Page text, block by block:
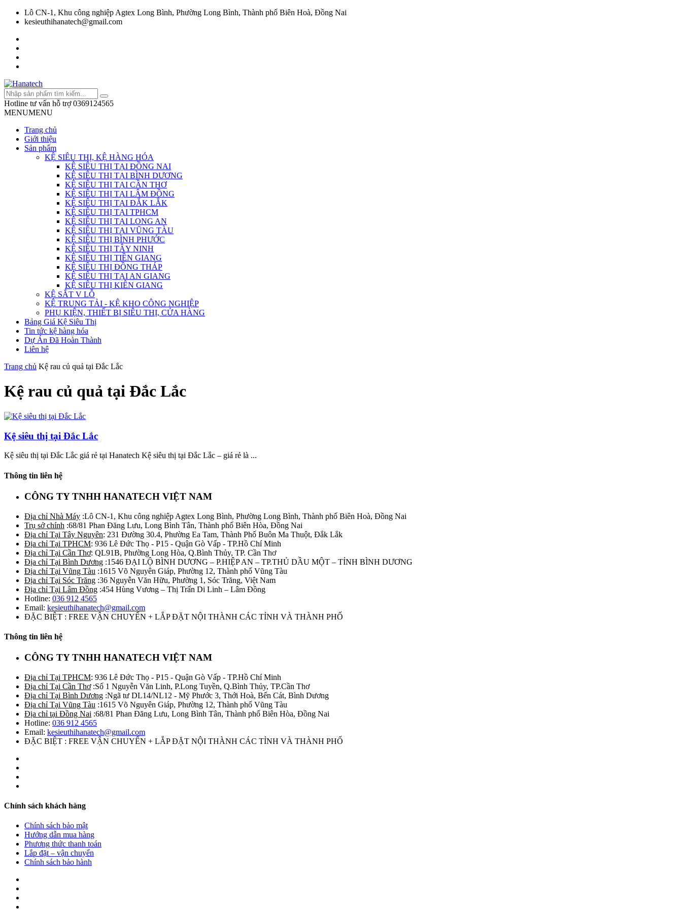
Lô CN-1, Khu công nghiệp Agtex Long Bình, Phường Long Bình, Thành phố Biên Hoà, Đồng Nai
kesieuthihanatech@gmail.com
Hotline tư vấn hỗ trợ 0369124565
MENUMENU
Trang chủ
Giới thiệu
Sản phẩm
KỆ SIÊU THỊ, KỆ HÀNG HÓA
KỆ SIÊU THỊ TẠI ĐỒNG NAI
KỆ SIÊU THỊ TẠI BÌNH DƯƠNG
KỆ SIÊU THỊ TẠI CẦN THƠ
KỆ SIÊU THỊ TẠI LÂM ĐỒNG
KỆ SIÊU THỊ TẠI ĐẮK LẮK
KỆ SIÊU THỊ TẠI TPHCM
KỆ SIÊU THỊ TẠI LONG AN
KỆ SIÊU THỊ TẠI VŨNG TÀU
KỆ SIÊU THỊ BÌNH PHƯỚC
KỆ SIÊU THỊ TÂY NINH
KỆ SIÊU THỊ TIỀN GIANG
KỆ SIÊU THỊ ĐỒNG THÁP
KỆ SIÊU THỊ TẠI AN GIANG
KỆ SIÊU THỊ KIÊN GIANG
KỆ SẮT V LỖ
KỆ TRUNG TẢI - KỆ KHO CÔNG NGHIỆP
PHỤ KIỆN, THIẾT BỊ SIÊU THỊ, CỬA HÀNG
Bảng Giá Kệ Siêu Thị
Tin tức kệ hàng hóa
Dự Án Đã Hoàn Thành
Liên hệ
Trang chủ Kệ rau củ quả tại Đắc Lắc
Kệ rau củ quả tại Đắc Lắc
Kệ siêu thị tại Đắc Lắc
Kệ siêu thị tại Đắc Lắc giá rẻ tại Hanatech Kệ siêu thị tại Đắc Lắc – giá rẻ là ...
Thông tin liên hệ
CÔNG TY TNHH HANATECH VIỆT NAM
Địa chỉ Nhà Máy :Lô CN-1, Khu công nghiệp Agtex Long Bình, Phường Long Bình, Thành phố Biên Hoà, Đồng Nai
Trụ sở chính :68/81 Phan Đăng Lưu, Long Bình Tân, Thành phố Biên Hòa, Đồng Nai
Địa chỉ Tại Tây Nguyên: 231 Đường 30.4, Phường Ea Tam, Thành Phố Buôn Ma Thuột, Đắk Lắk
Địa chỉ Tại TPHCM: 936 Lê Đức Thọ - P15 - Quận Gò Vấp - TP.Hồ Chí Minh
Địa chỉ Tại Cần Thơ: QL91B, Phường Long Hòa, Q.Bình Thủy, TP. Cần Thơ
Địa chỉ Tại Bình Dương :1546 ĐẠI LỘ BÌNH DƯƠNG – P.HIỆP AN – TP.THỦ DẦU MỘT – TỈNH BÌNH DƯƠNG
Địa chỉ Tại Vũng Tàu :1615 Võ Nguyên Giáp, Phường 12, Thành phố Vũng Tàu
Địa chỉ Tại Sóc Trăng :36 Nguyễn Văn Hữu, Phường 1, Sóc Trăng, Việt Nam
Địa chỉ Tại Lâm Đồng :454 Hùng Vương – Thị Trấn Di Linh – Lâm Đồng
Hotline: 036 912 4565
Email: kesieuthihanatech@gmail.com
ĐẶC BIỆT : FREE VẬN CHUYỂN + LẮP ĐẶT NỘI THÀNH CÁC TỈNH VÀ THÀNH PHỐ
Thông tin liên hệ
CÔNG TY TNHH HANATECH VIỆT NAM
Địa chỉ Tại TPHCM: 936 Lê Đức Thọ - P15 - Quận Gò Vấp - TP.Hồ Chí Minh
Địa chỉ Tại Cần Thơ:Số 1 Nguyễn Văn Linh, P.Long Tuyền, Q.Bình Thủy, TP.Cần Thơ
Địa chỉ Tại Bình Dương :Ngã tư DL14/NL12 - Mỹ Phước 3, Thới Hoà, Bến Cát, Bình Dương
Địa chỉ Tại Vũng Tàu :1615 Võ Nguyên Giáp, Phường 12, Thành phố Vũng Tàu
Địa chỉ tại Đồng Nai :68/81 Phan Đăng Lưu, Long Bình Tân, Thành phố Biên Hòa, Đồng Nai
Hotline: 036 912 4565
Email: kesieuthihanatech@gmail.com
ĐẶC BIỆT : FREE VẬN CHUYỂN + LẮP ĐẶT NỘI THÀNH CÁC TỈNH VÀ THÀNH PHỐ
Chính sách khách hàng
Chính sách bảo mật
Hướng dẫn mua hàng
Phương thức thanh toán
Lắp đặt – vận chuyển
Chính sách bảo hành